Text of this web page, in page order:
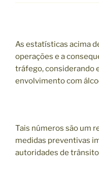
As estatísticas acima
operações e a
tráfego, considerando
envolvimento com
Tais números são um
medidas preventivas
autoridades de